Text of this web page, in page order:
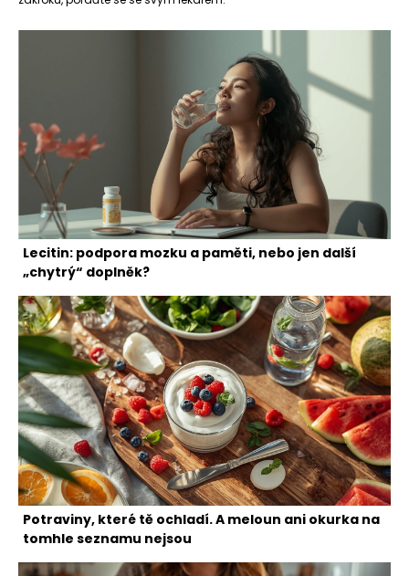
Lecitin: podpora mozku a paměti, nebo jen další
„chytrý“ doplněk?
Potraviny, které tě ochladí. A meloun ani okurka na
tomhle seznamu nejsou